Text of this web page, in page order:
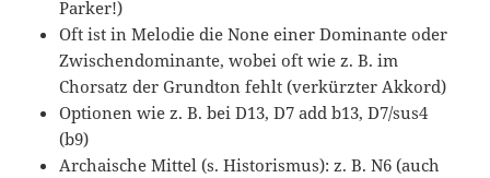
Parker!)
Oft ist in Melodie die None einer Dominante oder
Zwischendominante, wobei oft wie z. B. im
Chorsatz der Grundton fehlt (verkürzter Akkord)
Optionen wie z. B. bei D13, D7 add b13, D7/sus4
(b9)
Archaische Mittel (s. Historismus): z. B. N6 (auch